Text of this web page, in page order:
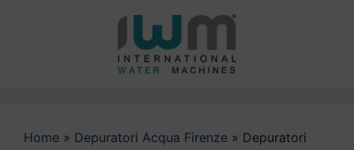
Home » Depuratori Acqua Firenze » Depuratori